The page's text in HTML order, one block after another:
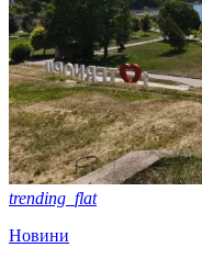
trending_flat
Новини